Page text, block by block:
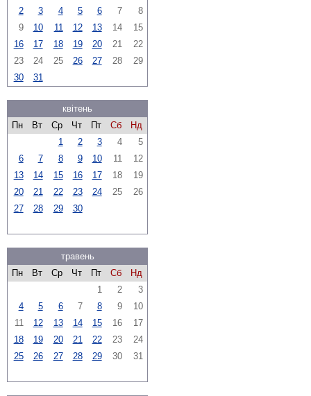
2
3 4 5 6 7
8
9
10 11 12 13 14
15
16
17 18 19 20 21
22
23
24 25 26 27 28
29
30
31
квітень
Пн
Вт Ср Чт Пт Сб
Нд
1
2 3 4
5
6
7 8 9 10 11
12
13
14 15 16 17 18
19
20
21 22 23 24 25
26
27
28 29 30
травень
Пн
Вт Ср Чт Пт Сб
Нд
1
2
3
4
5 6 7 8 9
10
11
12 13 14 15 16
17
18
19 20 21 22 23
24
25
26 27 28 29 30 31